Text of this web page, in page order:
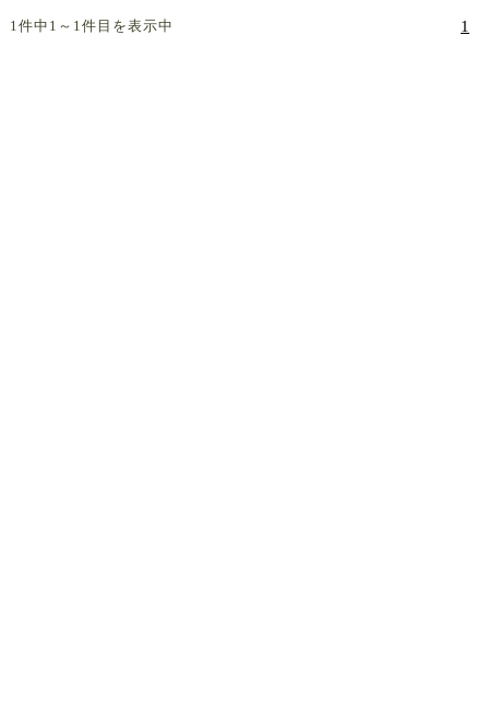
1件中1～1件目を表示中 1